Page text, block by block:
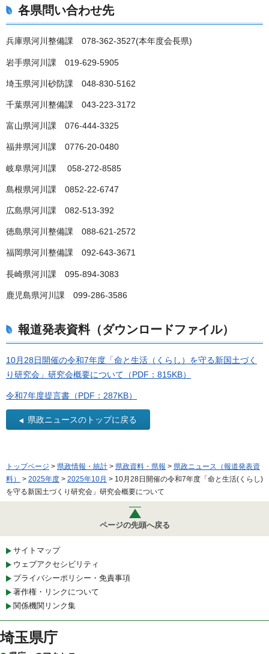
各県問い合わせ先
兵庫県河川整備課 078-362-3527(本年度会長県)
岩手県河川課 019-629-5905
埼玉県河川砂防課 048-830-5162
千葉県河川整備課 043-223-3172
富山県河川課 076-444-3325
福井県河川課 0776-20-0480
岐阜県河川課 058-272-8585
島根県河川課 0852-22-6747
広島県河川課 082-513-392
徳島県河川整備課 088-621-2572
福岡県河川整備課 092-643-3671
長崎県河川課 095-894-3083
鹿児島県河川課 099-286-3586
報道発表資料（ダウンロードファイル）
10月28日開催の令和7年度「命と生活（くらし）を守る新国土づく
り研究会」研究会概要について（PDF：815KB）
令和7年度提言書（PDF：287KB）
県政ニュースのトップに戻る
トップページ > 県政情報・統計 > 県政資料・県報 > 県政ニュース（報道発表資
料）
> 2025年度 > 2025年10月 > 10月28日開催の令和7年度「命と生活(くらし)
を守る新国土づくり研究会」研究会概要について
ページの先頭へ戻る
サイトマップ
ウェブアクセシビリティ
プライバシーポリシー・免責事項
著作権・リンクについて
関係機関リンク集
埼玉県庁